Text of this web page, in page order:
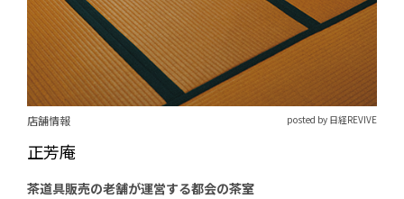
店舗情報 posted by 日経REVIVE
正芳庵
茶道具販売の老舗が運営する都会の茶室